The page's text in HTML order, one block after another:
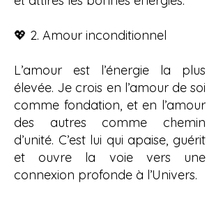
💖 2. Amour inconditionnel
L’amour est l’énergie la plus
élevée. Je crois en l’amour de soi
comme fondation, et en l’amour
des autres comme chemin
d’unité. C’est lui qui apaise, guérit
et ouvre la voie vers une
connexion profonde à l’Univers.